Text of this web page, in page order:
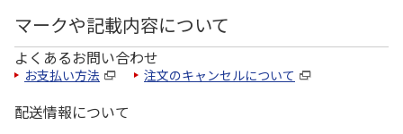
マークや記載内容について
よくあるお問い合わせ
お支払い方法 注文のキャンセルについて
配送情報について